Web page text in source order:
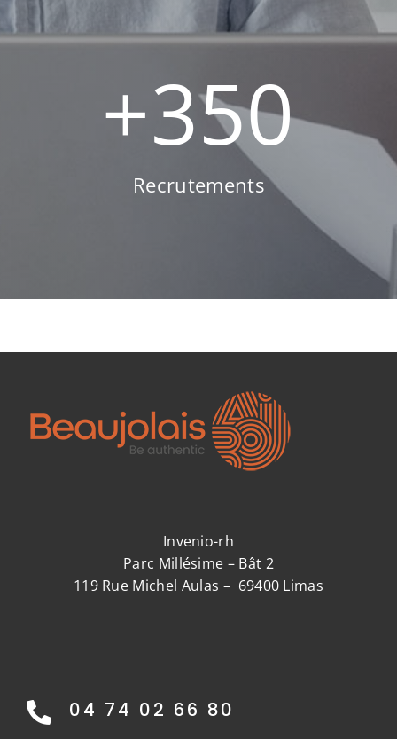
+350
Recrutements
Invenio-rh
Parc Millésime – Bât 2
119 Rue Michel Aulas – 69400 Limas
04 74 02 66 80